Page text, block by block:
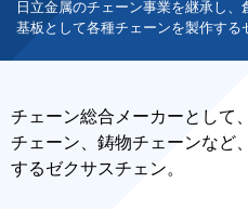
日立金属のチェーン事業を継承し
基板として各種チェーンを製作する
チェーン総合メーカーとして
チェーン、鋳物チェーンなど
するゼクサスチェン。